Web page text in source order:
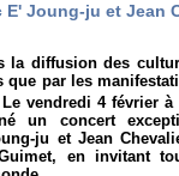
Joung-ju et Jean
la diffusion des
que parles
vendredi 4 février
un concert
ju et Jean
en invitant